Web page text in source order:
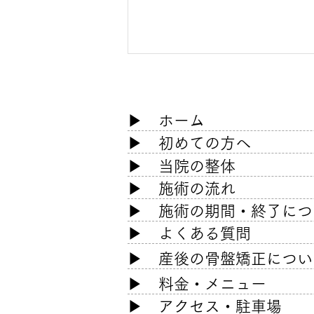
猫背・巻き肩が一回で変わっ
た方の口コミ
​▶ ホーム
​▶ 初めての方へ
▶ 当院の整体
▶ 施術の流れ
▶ 施術の期間・終了につ
▶ よくある質問
​▶ 産後の骨盤矯正につ
​▶ 料金・メニュー
​▶
アクセス・駐車場